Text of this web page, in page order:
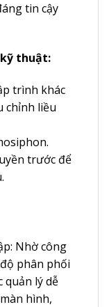
tin cậy
thuật:
trình khác
chỉnh liều
trước để
Nhờ công
phân phối
quản lý dễ
hình,